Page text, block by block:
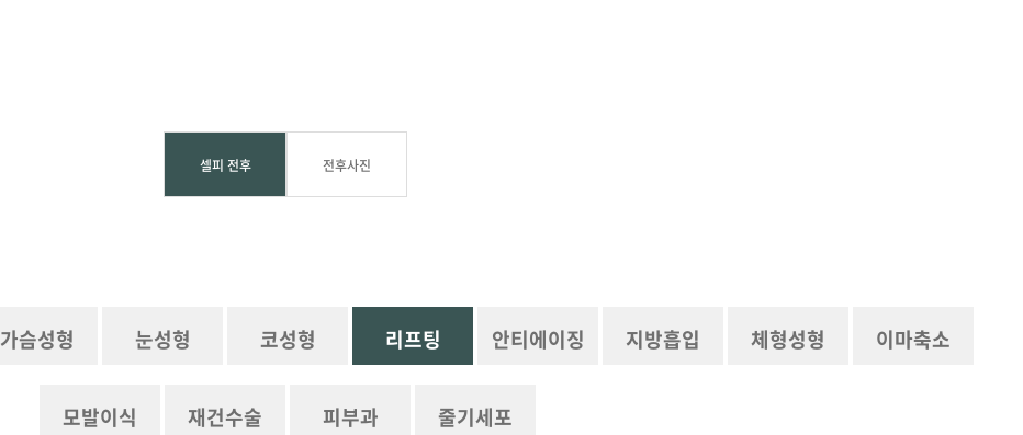
셀피 전후 전후사진
가슴성형 눈성형 코성형 리프팅 안티에이징 지방흡입 체형성형 이마축소
모발이식 재건수술 피부과 줄기세포